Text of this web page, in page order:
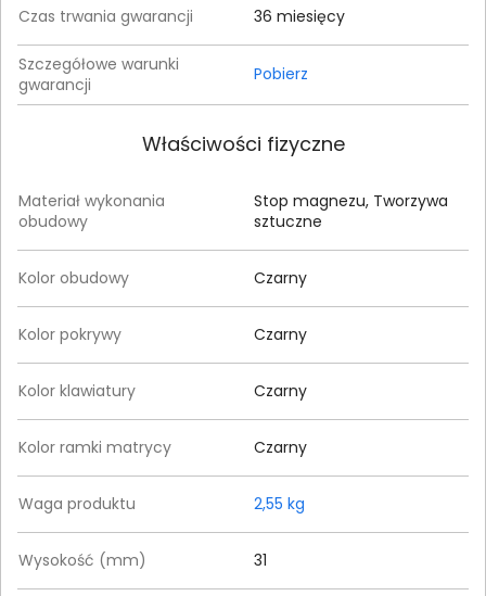
Czas trwania gwarancji 36 miesięcy
Szczegółowe warunki
gwarancji
Pobierz
Właściwości fizyczne
Materiał wykonania
obudowy
Stop magnezu, Tworzywa
sztuczne
Kolor obudowy Czarny
Kolor pokrywy Czarny
Kolor klawiatury Czarny
Kolor ramki matrycy Czarny
Waga produktu 2,55 kg
Wysokość (mm) 31